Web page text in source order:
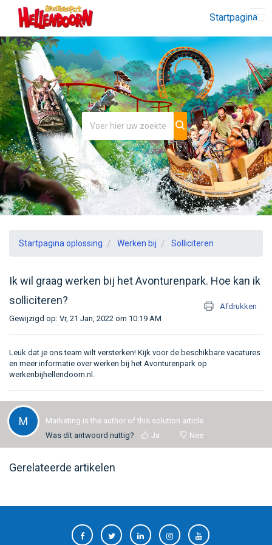
Startpagina
Startpagina oplossing Werken bij Solliciteren
Ik wil graag werken bij het Avonturenpark. Hoe kan ik
solliciteren?
Afdrukken
Gewijzigd op: Vr, 21 Jan, 2022 om 10:19 AM
Leuk dat je ons team wilt versterken! Kijk voor de beschikbare vacatures
en meer informatie over werken bij het Avonturenpark op
werkenbijhellendoorn.nl .
M
Marketing is the author of this solution article.
Was dit antwoord nuttig?
Ja Nee
Gerelateerde artikelen